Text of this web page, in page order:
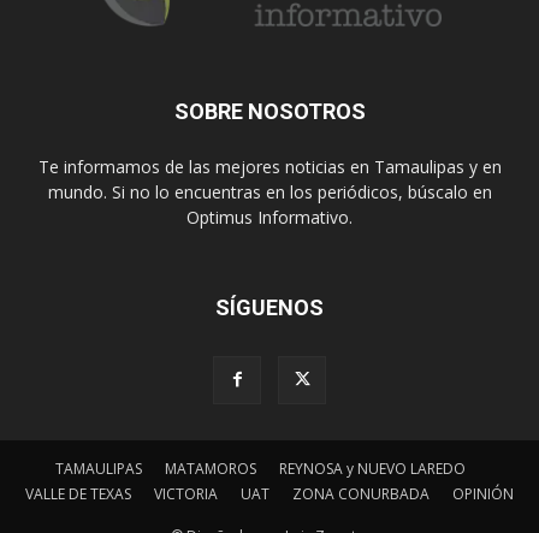
SOBRE NOSOTROS
Te informamos de las mejores noticias en Tamaulipas y en
mundo. Si no lo encuentras en los periódicos, búscalo en
Optimus Informativo.
SÍGUENOS
TAMAULIPAS MATAMOROS
REYNOSA y NUEVO LAREDO
VALLE DE TEXAS
VICTORIA UAT ZONA CONURBADA OPINIÓN